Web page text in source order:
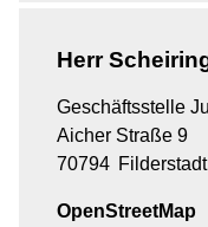
Herr
Geschäftsstelle
Aicher Straße 9
70794 Filderstadt
OpenStreetMap